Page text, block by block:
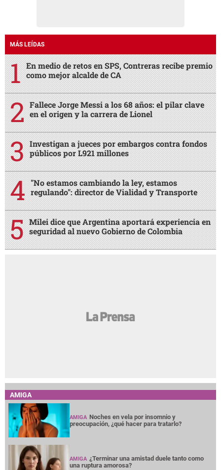
MÁS LEÍDAS
En medio de retos en SPS, Contreras recibe premio
como mejor alcalde de CA
Fallece Jorge Messi a los 68 años: el pilar clave
en el origen y la carrera de Lionel
Investigan a jueces por embargos contra fondos
públicos por L921 millones
"No estamos cambiando la ley, estamos
regulando": director de Vialidad y Transporte
Milei dice que Argentina aportará experiencia en
seguridad al nuevo Gobierno de Colombia
AMIGA
AMIGA Noches en vela por insomnio y
preocupación, ¿qué hacer para tratarlo?
AMIGA ¿Terminar una amistad duele tanto como
una ruptura amorosa?